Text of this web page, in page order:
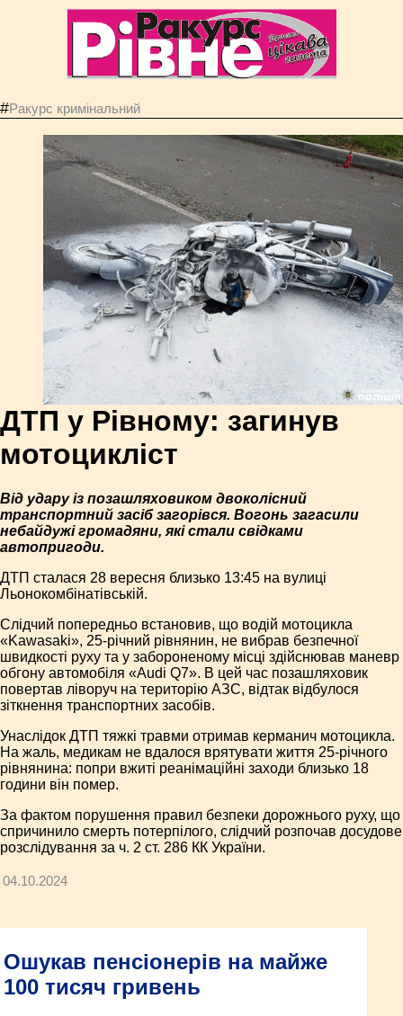
#Ракурс кримінальний
ДТП у Рівному: загинув
мотоцикліст
Від удару із позашляховиком двоколісний
транспортний засіб загорівся. Вогонь загасили
небайдужі громадяни, які стали свідками
автопригоди.
ДТП сталася 28 вересня близько 13:45 на вулиці
Льонокомбінатівській.
Слідчий попередньо встановив, що водій мотоцикла
«Kawasаki», 25-річний рівнянин, не вибрав безпечної
швидкості руху та у забороненому місці здійснював маневр
обгону автомобіля «Аudі Q7». В цей час позашляховик
повертав ліворуч на територію АЗС, відтак відбулося
зіткнення транспортних засобів.
Унаслідок ДТП тяжкі травми отримав керманич мотоцикла.
На жаль, медикам не вдалося врятувати життя 25-річного
рівнянина: попри вжиті реанімаційні заходи близько 18
години він помер.
За фактом порушення правил безпеки дорожнього руху, що
спричинило смерть потерпілого, слідчий розпочав досудове
розслідування за ч. 2 ст. 286 КК України.
04.10.2024
Ошукав пенсіонерів на майже
100 тисяч гривень